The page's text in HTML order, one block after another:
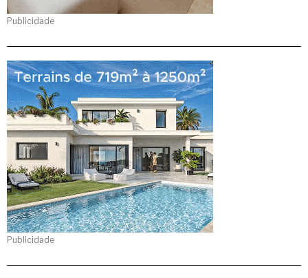
Publicidade
Publicidade